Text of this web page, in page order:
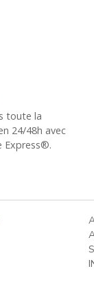
toute la
24/48h avec
Express®.